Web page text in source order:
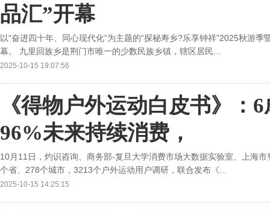
品汇”开幕
以“奋进四十年、同心现代化”为主题的“探秘寿乡?乐享钟祥”2025秋游
幕。 九里回族乡是荆门市唯一的少数民族乡镇，辖区居民...
2025-10-15 19:07:56
《得物户外运动白皮书》：
96%未来持续消费，
10月11日，灼识咨询、商务部-复旦大学消费市场大数据实验室、上海
个省、278个城市，3213个户外运动用户调研，联合发布《...
2025-10-15 14:25:15